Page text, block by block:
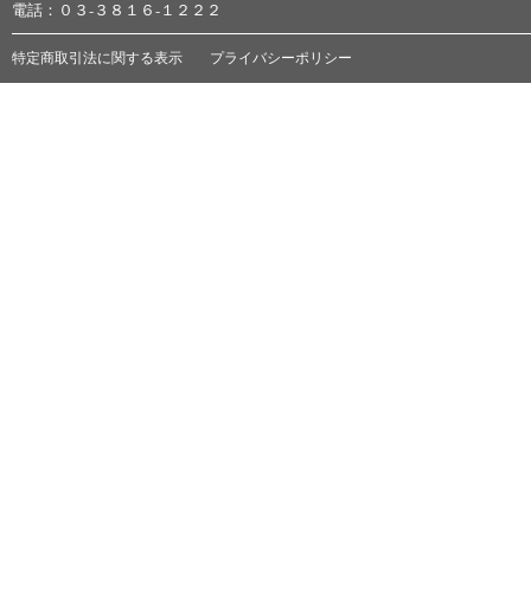
電話：０３-３８１６-１２２２
特定商取引法に関する表示 プライバシーポリシー